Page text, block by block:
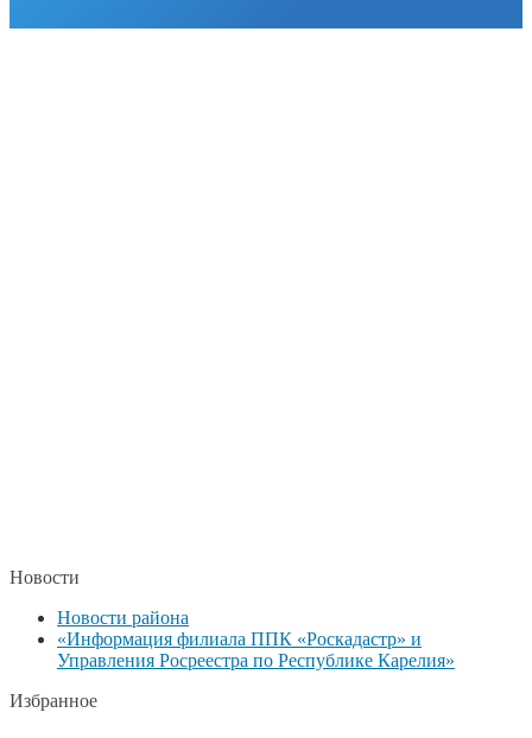
Новости
Новости района
«Информация филиала ППК «Роскадастр» и
Управления Росреестра по Республике Карелия»
Избранное